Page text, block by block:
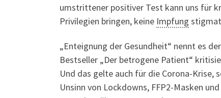
umstrittener positiver Test kann uns für
Privilegien bringen, keine Impfung
„Enteignung der Gesundheit“ nennt es
Bestseller „Der betrogene Patient“
Und das gelte auch für die Corona-Krise,
Unsinn von Lockdowns, FFP2-Masken